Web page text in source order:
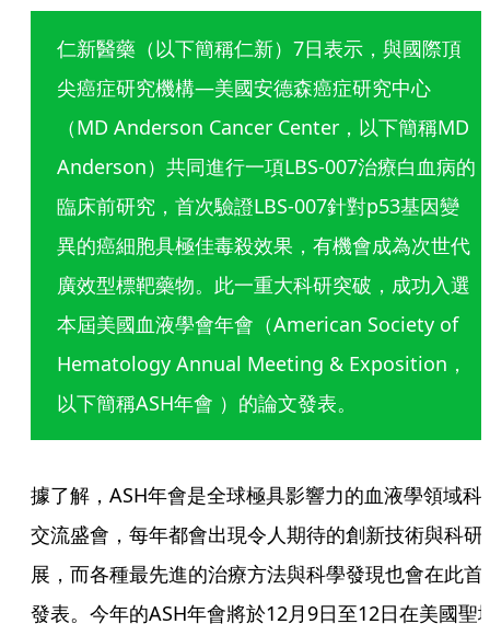
仁新醫藥（以下簡稱仁新）7日表示，與國際頂
尖癌症研究機構—美國安德森癌症研究中心
（MD Anderson Cancer Center，以下簡稱MD
Anderson）共同進行一項LBS-007治療白血病的
臨床前研究，首次驗證LBS-007針對p53基因變
異的癌細胞具極佳毒殺效果，有機會成為次世代
廣效型標靶藥物。此一重大科研突破，成功入選
本屆美國血液學會年會（American Society of
Hematology Annual Meeting & Exposition，
以下簡稱ASH年會 ）的論文發表。
據了解，ASH年會是全球極具影響力的血液學領域科
交流盛會，每年都會出現令人期待的創新技術與科研
展，而各種最先進的治療方法與科學發現也會在此首
發表。今年的ASH年會將於12月9日至12日在美國聖